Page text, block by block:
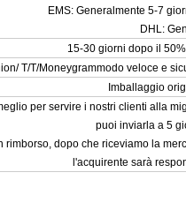
EMS: Generalmente 5-7
DHL:
15-30 giorni dopo il
T/T/Moneygrammodo veloce e
Imballaggio
per servire i nostri clienti alla
puoi inviarla a 5
rimborso, dopo che riceviamo la
l'acquirente sarà